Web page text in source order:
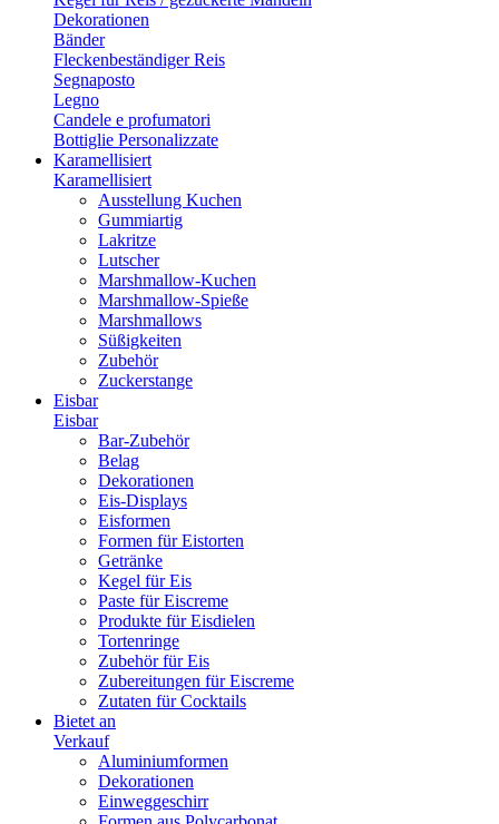
Dekorationen
Bänder
Fleckenbeständiger Reis
Segnaposto
Legno
Candele e profumatori
Bottiglie Personalizzate
Karamellisiert
Karamellisiert
Ausstellung Kuchen
Gummiartig
Lakritze
Lutscher
Marshmallow-Kuchen
Marshmallow-Spieße
Marshmallows
Süßigkeiten
Zubehör
Zuckerstange
Eisbar
Eisbar
Bar-Zubehör
Belag
Dekorationen
Eis-Displays
Eisformen
Formen für Eistorten
Getränke
Kegel für Eis
Paste für Eiscreme
Produkte für Eisdielen
Tortenringe
Zubehör für Eis
Zubereitungen für Eiscreme
Zutaten für Cocktails
Bietet an
Verkauf
Aluminiumformen
Dekorationen
Einweggeschirr